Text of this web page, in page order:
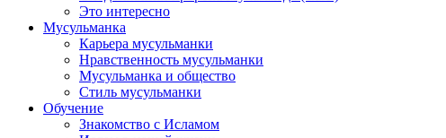
Это интересно
Мусульманка
Карьера мусульманки
Нравственность мусульманки
Мусульманка и общество
Стиль мусульманки
Обучение
Знакомство с Исламом